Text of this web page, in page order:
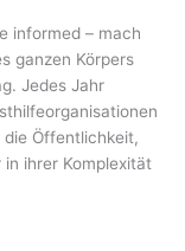
informed – mach
ganzen Körpers
Jedes Jahr
die Öffentlichkeit,
ihrer Komplexität